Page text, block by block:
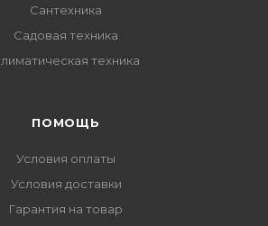
Сантехника
Садовая техника
техника
ПОМОЩЬ
Условия оплаты
Условия доставки
Гарантия на товар